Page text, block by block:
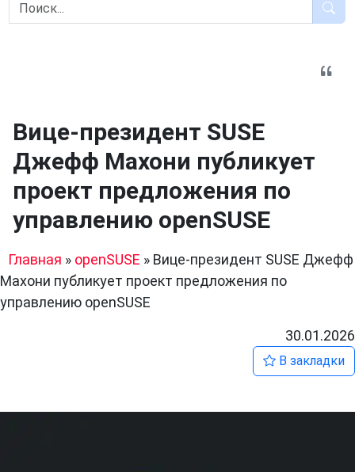
Вице-президент SUSE
Джефф Махони публикует
проект предложения по
управлению openSUSE
Главная » openSUSE » Вице-президент SUSE Джефф
Махони публикует проект предложения по
управлению openSUSE
30.01.2026
В закладки